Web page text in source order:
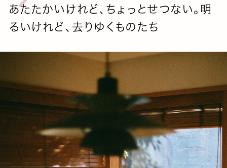
あたたかいけれど、ちょっとせつない。明
るいけれど、去りゆくものたち